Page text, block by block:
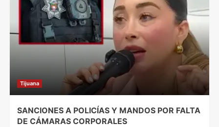
Tijuana
SANCIONES A POLICÍAS Y MANDOS POR FALTA
DE CÁMARAS CORPORALES